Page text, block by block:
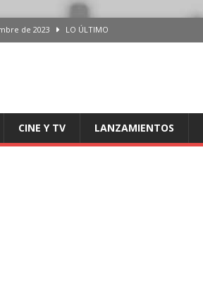
de 2023 LO ÚLTIMO
de diciembre de 2023
al 28 de diciembre de 2023 LO
CINE Y TV LANZAMIENTOS